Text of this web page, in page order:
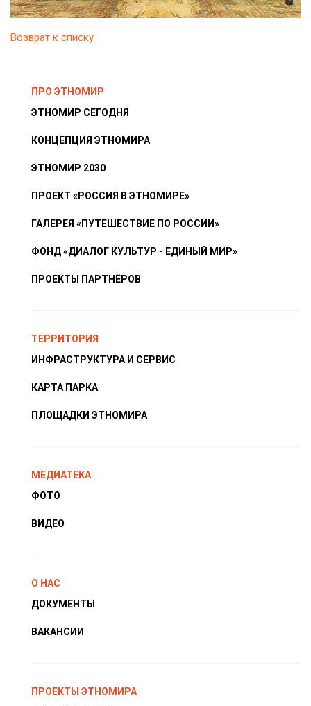
Возврат к списку
ПРО ЭТНОМИР
ЭТНОМИР СЕГОДНЯ
КОНЦЕПЦИЯ ЭТНОМИРА
ЭТНОМИР 2030
ПРОЕКТ «РОССИЯ В ЭТНОМИРЕ»
ГАЛЕРЕЯ «ПУТЕШЕСТВИЕ ПО РОССИИ»
ФОНД «ДИАЛОГ КУЛЬТУР - ЕДИНЫЙ МИР»
ПРОЕКТЫ ПАРТНЁРОВ
ТЕРРИТОРИЯ
ИНФРАСТРУКТУРА И СЕРВИС
КАРТА ПАРКА
ПЛОЩАДКИ ЭТНОМИРА
МЕДИАТЕКА
ФОТО
ВИДЕО
О НАС
ДОКУМЕНТЫ
ВАКАНСИИ
ПРОЕКТЫ ЭТНОМИРА